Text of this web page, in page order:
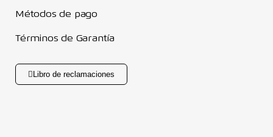
Métodos de pago
Términos de Garantía
Libro de reclamaciones